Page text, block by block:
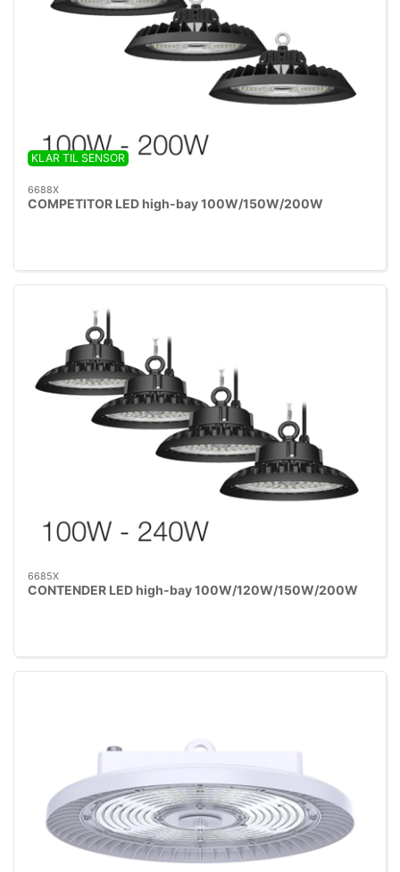
KLAR TIL SENSOR
6688X
COMPETITOR LED high-bay 100W/150W/200W
6685X
CONTENDER LED high-bay 100W/120W/150W/200W